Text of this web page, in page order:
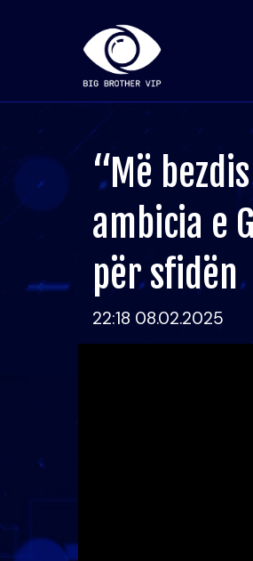
“Më
ambicia e
për sfidën
22:18 08.02.2025